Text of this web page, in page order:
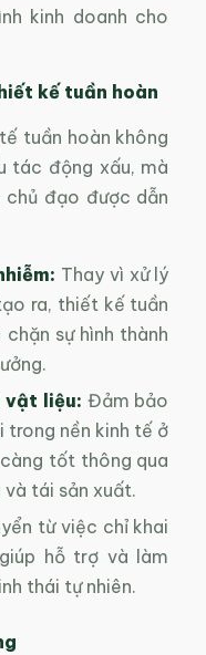
kinh doanh cho
kế tuần hoàn
tuần hoàn không
tác động xấu, mà
đạo được dẫn
Thay vì xử lý
ra, thiết kế tuần
sự hình thành
vật liệu: Đảm bảo
trong nền kinh tế ở
tốt thông qua
và tái sản xuất.
từ việc chỉ khai
hỗ trợ và làm
thái tự nhiên.